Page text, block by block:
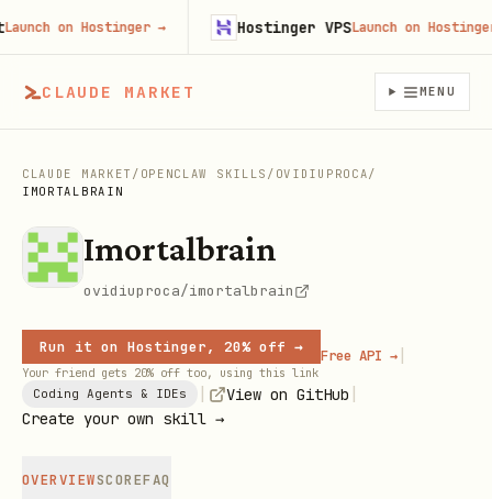
CLAUDE MARKET MENU
CLAUDE MARKET / OPENCLAW SKILLS / OVIDIUPROCA/
IMORTALBRAIN
Imortalbrain
ovidiuproca/imortalbrain
Run it on Hostinger, 20% off →
Your friend gets 20% off too, using this link
Free API → |
Coding Agents & IDEs View on GitHub
Create your own skill →
OVERVIEWSCOREFAQ
on Hostinger→ Hostinger VPSLaunch on Hostinger→